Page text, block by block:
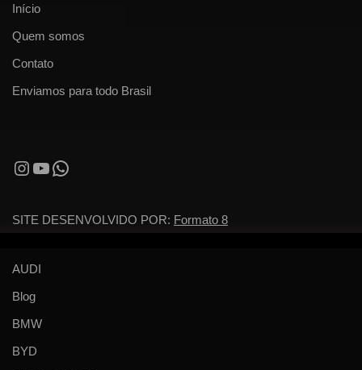
Início
Quem somos
Contato
Enviamos para todo Brasil
SITE DESENVOLVIDO POR: Formato 8
AUDI
Blog
BMW
BYD